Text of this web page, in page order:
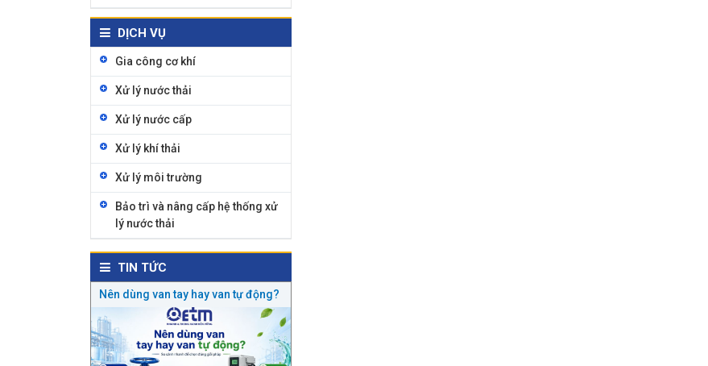
DỊCH VỤ
Gia công cơ khí
Xử lý nước thải
Xử lý nước cấp
Xử lý khí thải
Xử lý môi trường
Bảo trì và nâng cấp hệ thống xử
lý nước thải
TIN TỨC
Nên dùng van tay hay van tự động?